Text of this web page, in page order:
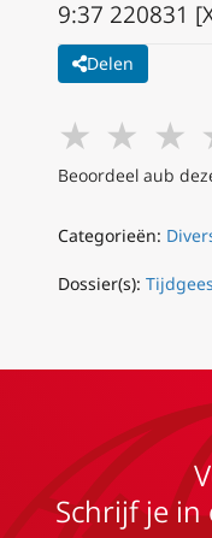
9:37 220831
Delen
★ ★ ★
Beoordeel aub
Categorieën:
Dossier(s):
Schrijf je